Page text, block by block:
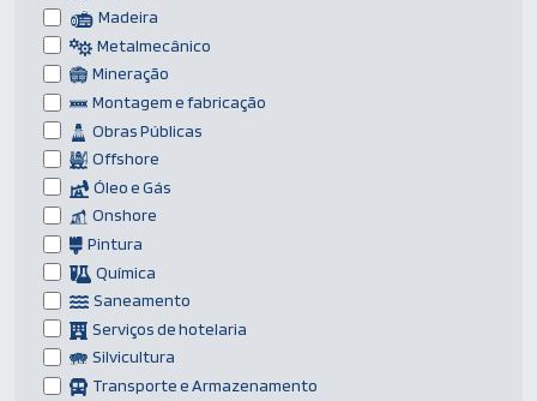
Madeira
Metalmecânico
Mineração
Montagem e fabricação
Obras Públicas
Offshore
Óleo e Gás
Onshore
Pintura
Química
Saneamento
Serviços de hotelaria
Silvicultura
Transporte e Armazenamento